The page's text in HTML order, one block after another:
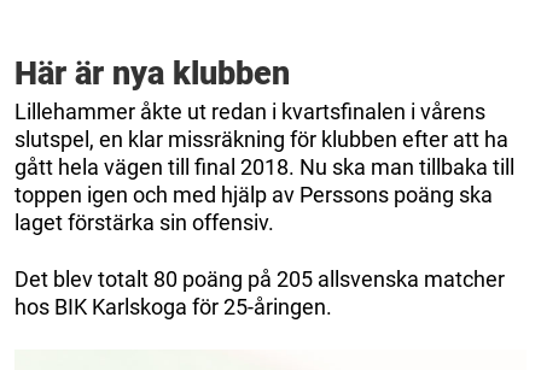
Här är nya klubben
Lillehammer åkte ut redan i kvartsfinalen i vårens
slutspel, en klar missräkning för klubben efter att ha
gått hela vägen till final 2018. Nu ska man tillbaka till
toppen igen och med hjälp av Perssons poäng ska
laget förstärka sin offensiv.
Det blev totalt 80 poäng på 205 allsvenska matcher
hos BIK Karlskoga för 25-åringen.